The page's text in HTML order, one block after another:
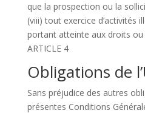
que la prospection ou la
(viii) tout exercice d’activités
portant atteinte aux droits ou
ARTICLE 4
Obligations de
Sans préjudice des autres
présentes Conditions